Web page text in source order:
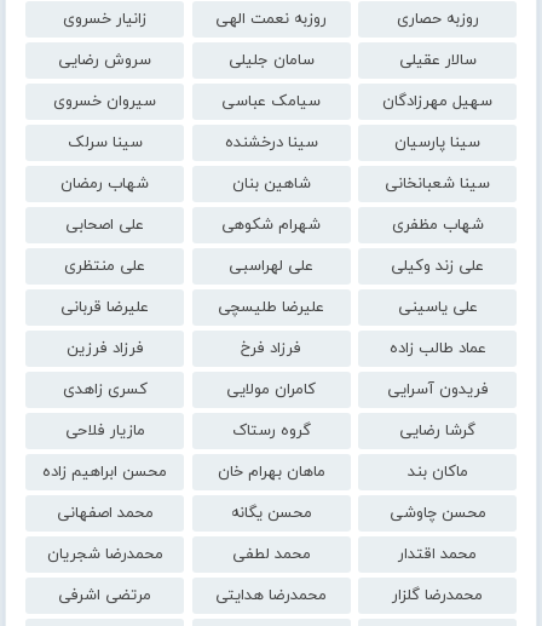
روزبه حصاری
روزبه نعمت الهی
زانیار خسروی
سالار عقیلی
سامان جلیلی
سروش رضایی
سهیل مهرزادگان
سیامک عباسی
سیروان خسروی
سینا پارسیان
سینا درخشنده
سینا سرلک
سینا شعبانخانی
شاهین بنان
شهاب رمضان
شهاب مظفری
شهرام شکوهی
علی اصحابی
علی زند وکیلی
علی لهراسبی
علی منتظری
علی یاسینی
علیرضا طلیسچی
علیرضا قربانی
عماد طالب زاده
فرزاد فرخ
فرزاد فرزین
فریدون آسرایی
کامران مولایی
کسری زاهدی
گرشا رضایی
گروه رستاک
مازیار فلاحی
ماکان بند
ماهان بهرام خان
محسن ابراهیم زاده
محسن چاوشی
محسن یگانه
محمد اصفهانی
محمد اقتدار
محمد لطفی
محمدرضا شجریان
محمدرضا گلزار
محمدرضا هدایتی
مرتضی اشرفی